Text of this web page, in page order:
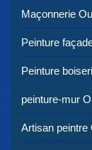
Maçonnerie
Peinture
Peinture
peinture-mur
Artisan peintre